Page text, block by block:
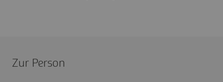
Zur Person